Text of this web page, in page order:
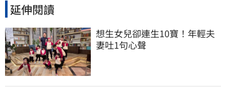
延伸閱讀
想生女兒卻連生10寶！年輕夫
妻吐1句心聲